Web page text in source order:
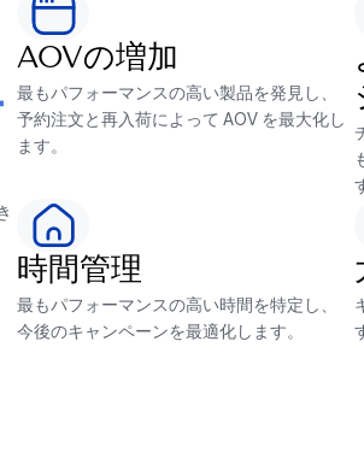
AOVの増加
最もパフォーマンスの高い製品を発見し、
予約注文と再入荷によって AOV を最大化し
ます。
時間管理
最もパフォーマンスの高い時間を特定し、
今後のキャンペーンを最適化します。